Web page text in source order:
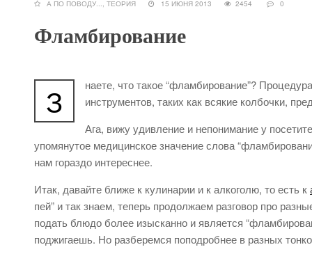
А ПО ПОВОДУ..., ТЕОРИЯ 15 ИЮНЯ 2013 2454 0
Фламбирование
З
наете, что такое “фламбирование”?
инструментов, таких как всякие колбочки,
Ага, вижу удивление и непонимание у
упомянутое медицинское значение слова
нам гораздо интереснее.
Итак, давайте ближе к кулинарии и к алкоголю, то есть к
пей” и так знаем, теперь продолжаем разговор про
подать блюдо более изысканно и является
поджигаешь. Но разберемся поподробнее в разных